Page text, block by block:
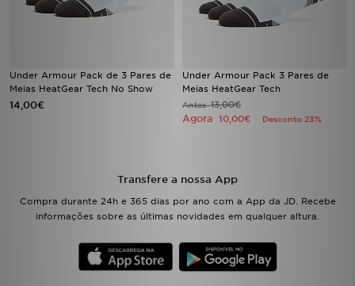
Under Armour Pack de 3 Pares de
Meias HeatGear Tech No Show
14,00€
Under Armour Pack 3 Pares de
Meias HeatGear Tech
Antes13,00€
Agora 10,00€ Desconto 23%
Transfere a nossa App
Compra durante 24h e 365 dias por ano com a App da JD. Recebe
informações sobre as últimas novidades em qualquer altura.
TRABALHA CONNOSCO